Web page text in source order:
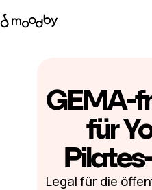
GEMA-
für
Legal für die